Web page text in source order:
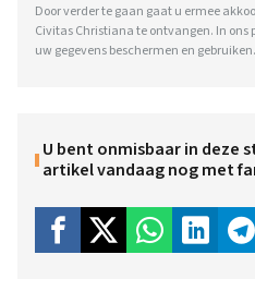
Door verder te gaan gaat u ermee
Civitas Christiana te ontvangen. In ons
uw gegevens beschermen en
U bent onmisbaar in deze
artikel vandaag nog met